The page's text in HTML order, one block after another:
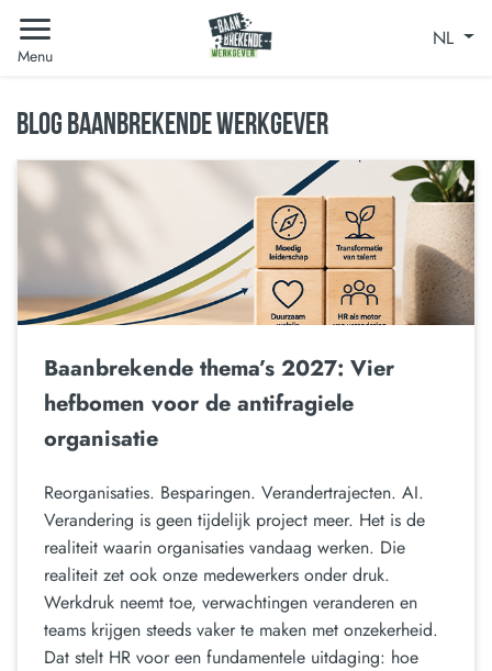
Menu
NL
BLOG BAANBREKENDE WERKGEVER
Baanbrekende thema’s 2027: Vier
hefbomen voor de antifragiele
organisatie
Reorganisaties. Besparingen. Verandertrajecten. AI.
Verandering is geen tijdelijk project meer. Het is de
realiteit waarin organisaties vandaag werken. Die
realiteit zet ook onze medewerkers onder druk.
Werkdruk neemt toe, verwachtingen veranderen en
teams krijgen steeds vaker te maken met onzekerheid.
Dat stelt HR voor een fundamentele uitdaging: hoe